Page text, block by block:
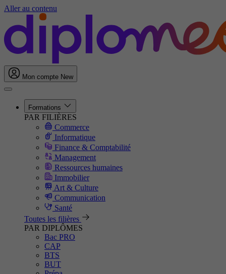
Aller au contenu
Mon compte New
Formations
PAR FILIÈRES
Commerce
Informatique
Finance & Comptabilité
Management
Ressources humaines
Immobilier
Art & Culture
Communication
Santé
Toutes les filières
PAR DIPLÔMES
Bac PRO
CAP
BTS
BUT